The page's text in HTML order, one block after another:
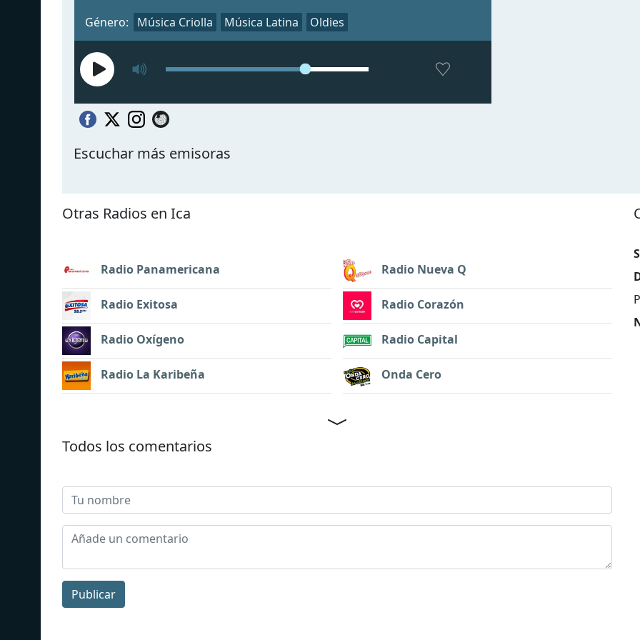
Género: Música Criolla Música Latina Oldies
Escuchar más emisoras
Otras Radios en Ica
Radio Panamericana
Radio Exitosa
Radio Oxígeno
Radio La Karibeña
Radio Nueva Q
Radio Corazón
Radio Capital
Onda Cero
Todos los comentarios
Publicar